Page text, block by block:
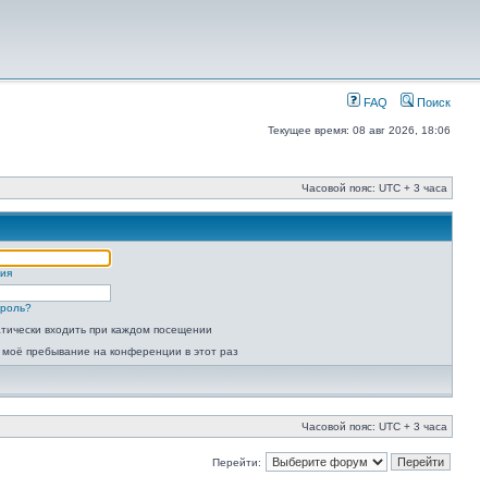
FAQ Поиск
Текущее время: 08 авг 2026, 18:06
Часовой пояс: UTC + 3 часа
входить при каждом посещении
моё пребывание на конференции в этот раз
Часовой пояс: UTC + 3 часа
Перейти: